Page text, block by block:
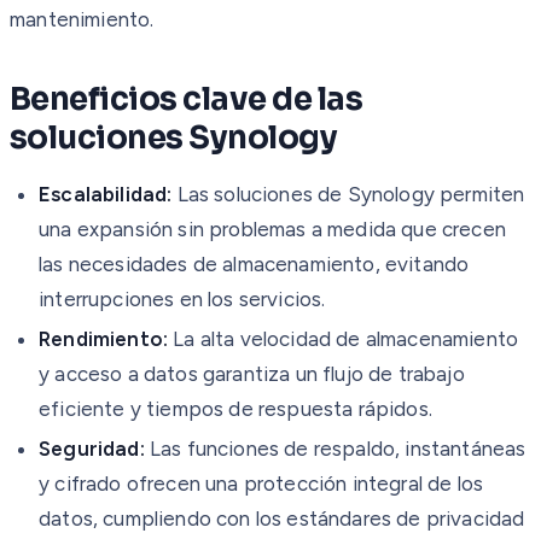
mantenimiento.
Beneficios clave de las
soluciones Synology
Escalabilidad: Las soluciones de Synology permiten
una expansión sin problemas a medida que crecen
las necesidades de almacenamiento, evitando
interrupciones en los servicios.
Rendimiento: La alta velocidad de almacenamiento
y acceso a datos garantiza un flujo de trabajo
eficiente y tiempos de respuesta rápidos.
Seguridad: Las funciones de respaldo, instantáneas
y cifrado ofrecen una protección integral de los
datos, cumpliendo con los estándares de privacidad